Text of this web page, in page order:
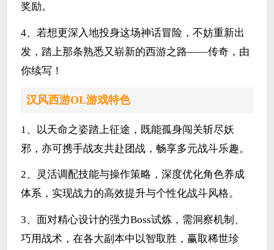
奖励。
4、若想更深入地投身这场神话冒险，不妨重新出
发，踏上那条熟悉又崭新的西游之路——传奇，由
你续写！
汉风西游OL游戏特色
1、以天命之姿踏上征途，既能孤身闯关斩尽妖
邪，亦可携手战友共赴团战，畅享多元战斗乐趣。
2、灵活调配技能与操作策略，深度优化角色养成
体系，实现战力的高效提升与个性化战斗风格。
3、面对精心设计的强力Boss试炼，需洞察机制、
巧用战术，在各大副本中以智取胜，赢取稀世珍